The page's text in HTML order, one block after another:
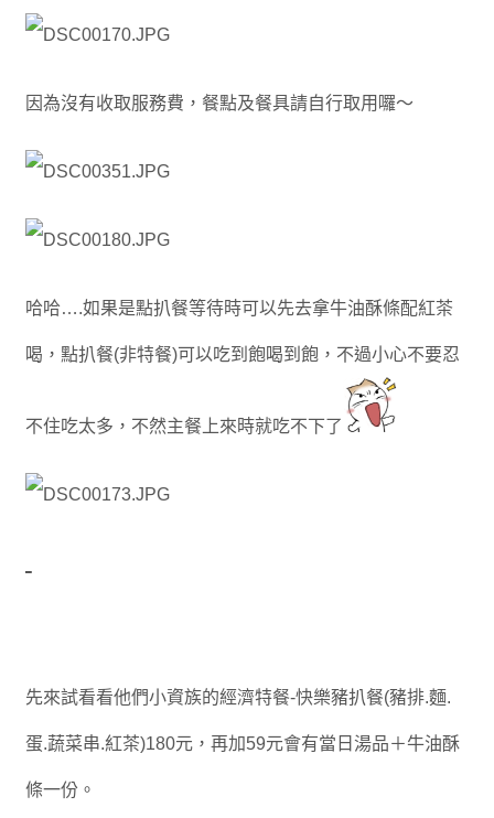
因為沒有收取服務費，餐點及餐具請自行取用囉～
哈哈….如果是點扒餐等待時可以先去拿牛油酥條配紅茶
喝，點扒餐(非特餐)可以吃到飽喝到飽，不過小心不要忍
不住吃太多，不然主餐上來時就吃不下了
先來試看看他們小資族的經濟特餐-快樂豬扒餐(豬排.麵.
蛋.蔬菜串.紅茶)180元，再加59元會有當日湯品＋牛油酥
條一份。